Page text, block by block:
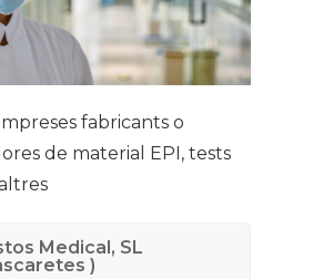
fabricants o
de material EPI, tests
Medical, SL
)